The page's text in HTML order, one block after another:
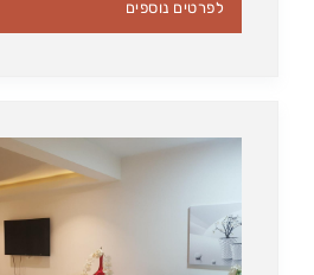
לפרטים נוספים